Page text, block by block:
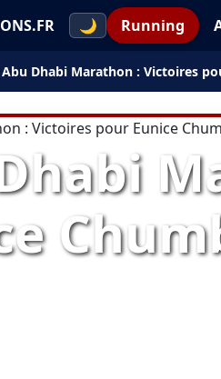
🌙 Running
Abu Dhabi Marathon : Victoires